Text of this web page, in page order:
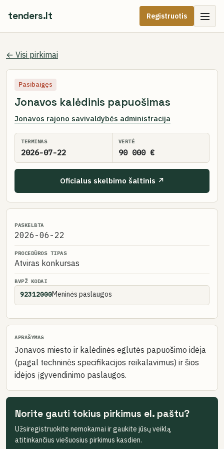
tenders.lt Registruotis
← Visi pirkimai
Pasibaigęs
Jonavos kalėdinis papuošimas
Jonavos rajono savivaldybės administracija
TERMINAS
2026-07-22
VERTĖ
90 000 €
Oficialus skelbimo šaltinis ↗
PASKELBTA
2026-06-22
PROCEDŪROS TIPAS
Atviras konkursas
BVPŽ KODAI
92312000Meninės paslaugos
APRAŠYMAS
Jonavos miesto ir kalėdinės eglutės papuošimo idėja
(pagal techninės specifikacijos reikalavimus) ir šios
idėjos įgyvendinimo paslaugos.
Norite gauti tokius pirkimus el. paštu?
Užsiregistruokite nemokamai ir gaukite jūsų veiklą
atitinkančius viešuosius pirkimus kasdien.